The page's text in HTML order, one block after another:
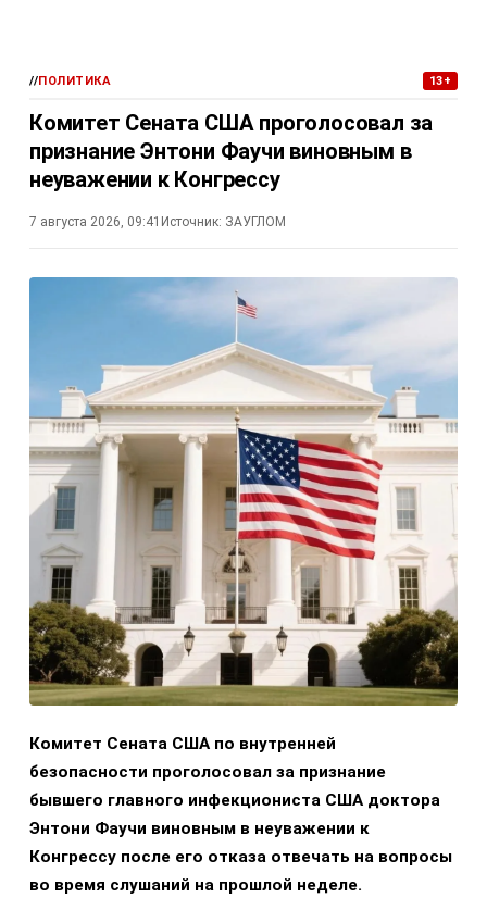
//ПОЛИТИКА 13+
Комитет Сената США проголосовал за
признание Энтони Фаучи виновным в
неуважении к Конгрессу
7 августа 2026, 09:41 Источник: ЗАУГЛОМ
Комитет Сената США по внутренней
безопасности проголосовал за признание
бывшего главного инфекциониста США доктора
Энтони Фаучи виновным в неуважении к
Конгрессу после его отказа отвечать на вопросы
во время слушаний на прошлой неделе.